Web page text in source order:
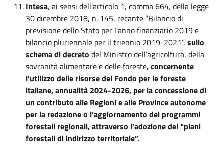
Intesa, ai sensi dell’articolo 1, comma 664, della legge
30 dicembre 2018, n. 145, recante “Bilancio di
previsione dello Stato per l'anno finanziario 2019 e
bilancio pluriennale per il triennio 2019-2021”, sullo
schema di decreto del Ministro dell’agricoltura, della
sovranità alimentare e delle foreste, concernente
l’utilizzo delle risorse del Fondo per le foreste
italiane, annualità 2024-2026, per la concessione di
un contributo alle Regioni e alle Province autonome
per la redazione o l’aggiornamento dei programmi
forestali regionali, attraverso l’adozione dei “piani
forestali di indirizzo territoriale”.